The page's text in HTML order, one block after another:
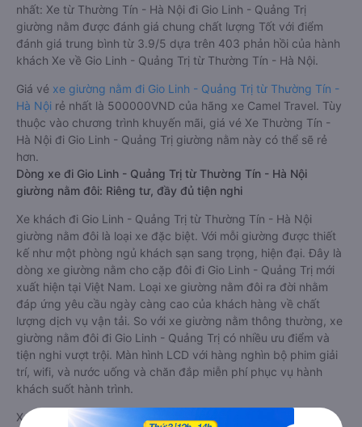
nhất: Xe từ Thường Tín - Hà Nội đi Gio Linh - Quảng Trị
giường nằm được đánh giá chung chất lượng Tốt với điểm
đánh giá trung bình từ 3.9/5 dựa trên 403 phản hồi của hành
khách Xe về Gio Linh - Quảng Trị từ Thường Tín - Hà Nội.
Giá vé xe giường nằm đi Gio Linh - Quảng Trị từ Thường Tín -
Hà Nội rẻ nhất là 500000VND của hãng xe Camel Travel. Tùy
thuộc vào chương trình khuyến mãi, giá vé Xe Thường Tín -
Hà Nội đi Gio Linh - Quảng Trị giường nằm này có thể sẽ rẻ
hơn.
Dòng xe đi Gio Linh - Quảng Trị từ Thường Tín - Hà Nội
giường nằm đôi: Riêng tư, đầy đủ tiện nghi
Xe khách đi Gio Linh - Quảng Trị từ Thường Tín - Hà Nội
giường nằm đôi là loại xe đặc biệt. Với mỗi giường được thiết
kế như một phòng ngủ khách sạn sang trọng, hiện đại. Đây là
dòng xe giường nằm cho cặp đôi đi Gio Linh - Quảng Trị mới
xuất hiện tại Việt Nam. Loại xe giường nằm đôi ra đời nhằm
đáp ứng yêu cầu ngày càng cao của khách hàng về chất
lượng dịch vụ vận tải. So với xe giường nằm thông thường, xe
giường nằm đôi đi Gio Linh - Quảng Trị có nhiều ưu điểm và
tiện nghi vượt trội. Màn hình LCD với hàng nghìn bộ phim giải
trí, wifi, và nước uống và chăn đắp miễn phí phục vụ hành
khách suốt hành trình.
Xe Thường Tín - Hà Nội Gio Linh - Quảng Trị giường nằm đôi